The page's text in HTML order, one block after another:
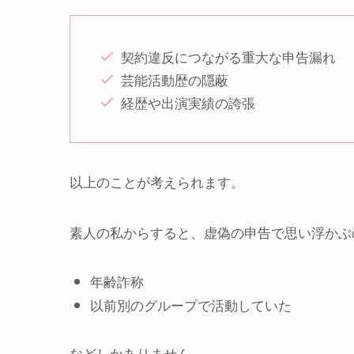
契約違反につながる重大な申告漏れ
芸能活動歴の隠蔽
経歴や出演実績の誇張
以上のことが考えられます。
素人の私からすると、虚偽の申告で思い浮か
年齢詐称
以前別のグループで活動していた